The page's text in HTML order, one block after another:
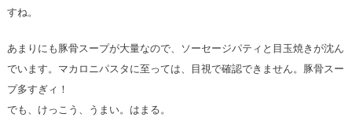
すね。
あまりにも豚骨スープが大量なので、ソーセージパティと目玉焼きが沈ん
でいます。マカロニパスタに至っては、目視で確認できません。豚骨スー
プ多すぎィ！
でも、けっこう、うまい。はまる。